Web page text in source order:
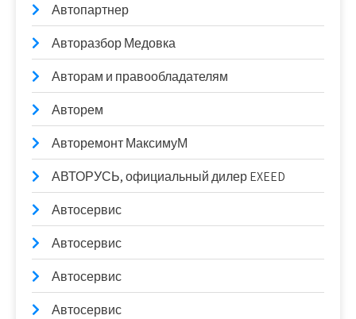
Автопартнер
Авторазбор Медовка
Авторам и правообладателям
Авторем
Авторемонт МаксимуМ
АВТОРУСЬ, официальный дилер EXEED
Автосервис
Автосервис
Автосервис
Автосервис